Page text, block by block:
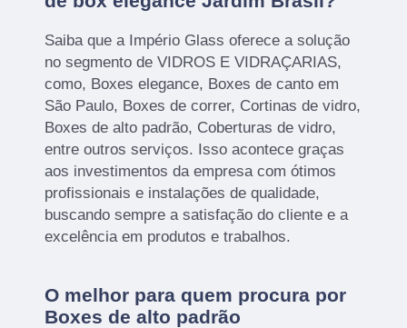
Saiba que a Império Glass oferece a solução
no segmento de VIDROS E VIDRAÇARIAS,
como, Boxes elegance, Boxes de canto em
São Paulo, Boxes de correr, Cortinas de vidro,
Boxes de alto padrão, Coberturas de vidro,
entre outros serviços. Isso acontece graças
aos investimentos da empresa com ótimos
profissionais e instalações de qualidade,
buscando sempre a satisfação do cliente e a
excelência em produtos e trabalhos.
O melhor para quem procura por
Boxes de alto padrão